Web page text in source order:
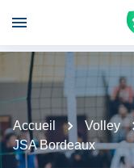
Accueil Volley
JSA Bordeaux